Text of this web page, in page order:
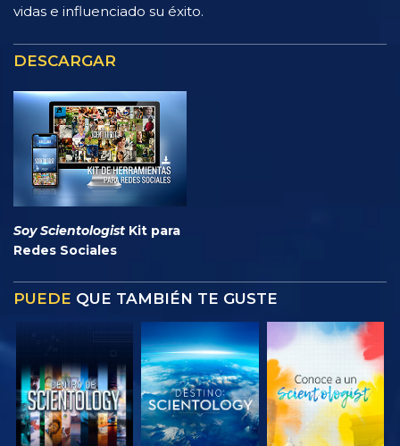
vidas e influenciado su éxito.
DESCARGAR
Soy Scientologist Kit para
Redes Sociales
PUEDE QUE TAMBIÉN TE GUSTE